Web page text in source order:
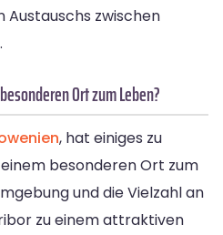
Austauschs zwischen
Ort zum Leben?
, hat einiges zu
besonderen Ort zum
und die Vielzahl an
zu einem attraktiven